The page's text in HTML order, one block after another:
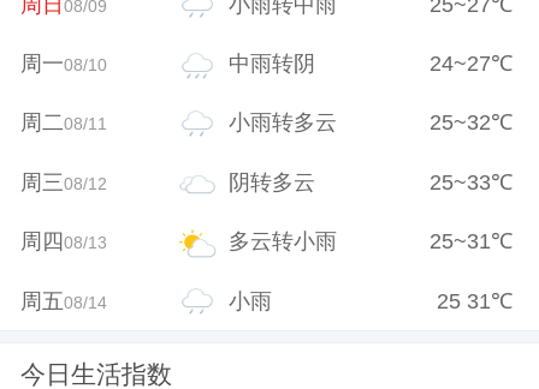
08/09
周一08/10 中雨转阴 24~27℃
周二08/11 小雨转多云 25~32℃
周三08/12 阴转多云 25~33℃
周四08/13 多云转小雨 25~31℃
周五08/14 小雨 25 31℃
今日生活指数